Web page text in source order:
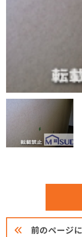
前のページ